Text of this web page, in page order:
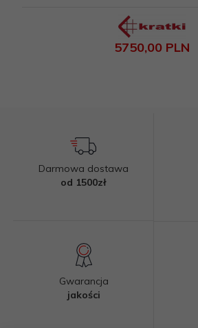
5750,00 PLN
Darmowa dostawa
od 1500zł
Gwarancja
jakości